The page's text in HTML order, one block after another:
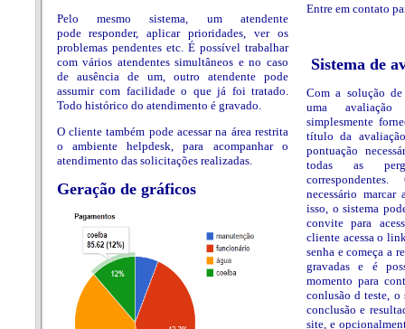
Pelo mesmo sistema, um atendente
pode responder, aplicar prioridades, ver os
problemas pendentes etc. É possível trabalhar
com vários atendentes simultâneos e no caso
de ausência de um, outro atendente pode
assumir com facilidade o que já foi tratado.
Todo histórico do atendimento é gravado.
O cliente também pode acessar na área restrita
o ambiente helpdesk, para acompanhar o
atendimento das solicitações realizadas.
Geração de gráficos
Entre em contato
Sistema de
Com a solução
uma
simplesmente
título da
pontuação
todas as
necessário marcar
isso, o sistema
convite para
cliente acessa o
senha e começa a
gravadas e é
momento para
conlusão d teste,
conclusão e
site, e